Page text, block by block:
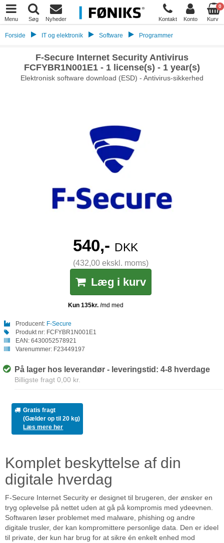
Menu Søg Nyheder Kontakt Konto
0
Kurv
Forside IT og elektronik Software Programmer
F-Secure Internet Security Antivirus
FCFYBR1N001E1 - 1 license(s) - 1 year(s)
Elektronisk software download (ESD) - Antivirus-sikkerhed
540,- DKK
(432,00 ekskl. moms)
Læg i kurv
Producent: F-Secure
Produkt nr: FCFYBR1N001E1
EAN: 6430052578921
Varenummer: F23449197
På lager hos leverandør - leveringstid: 4-8 hverdage
Billigste fragt 0,00 kr.
Gratis fragt
(Gælder op til 20 kg)
Læs mere her
Komplet beskyttelse af din
digitale hverdag
F-Secure Internet Security er designet til brugeren, der ønsker en
tryg oplevelse på nettet uden at gå på kompromis med ydeevnen.
Softwaren løser problemet med malware, phishing og andre
digitale trusler, der kan kompromittere personlige data. Den er ideel
til private, der kun har brug for at sikre én enkelt enhed mod